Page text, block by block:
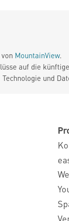
MountainView.
auf die
und